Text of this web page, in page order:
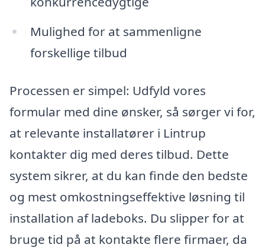
Mulighed for at sammenligne
forskellige tilbud
Processen er simpel: Udfyld vores
formular med dine ønsker, så sørger vi for,
at relevante installatører i Lintrup
kontakter dig med deres tilbud. Dette
system sikrer, at du kan finde den bedste
og mest omkostningseffektive løsning til
installation af ladeboks. Du slipper for at
bruge tid på at kontakte flere firmaer, da